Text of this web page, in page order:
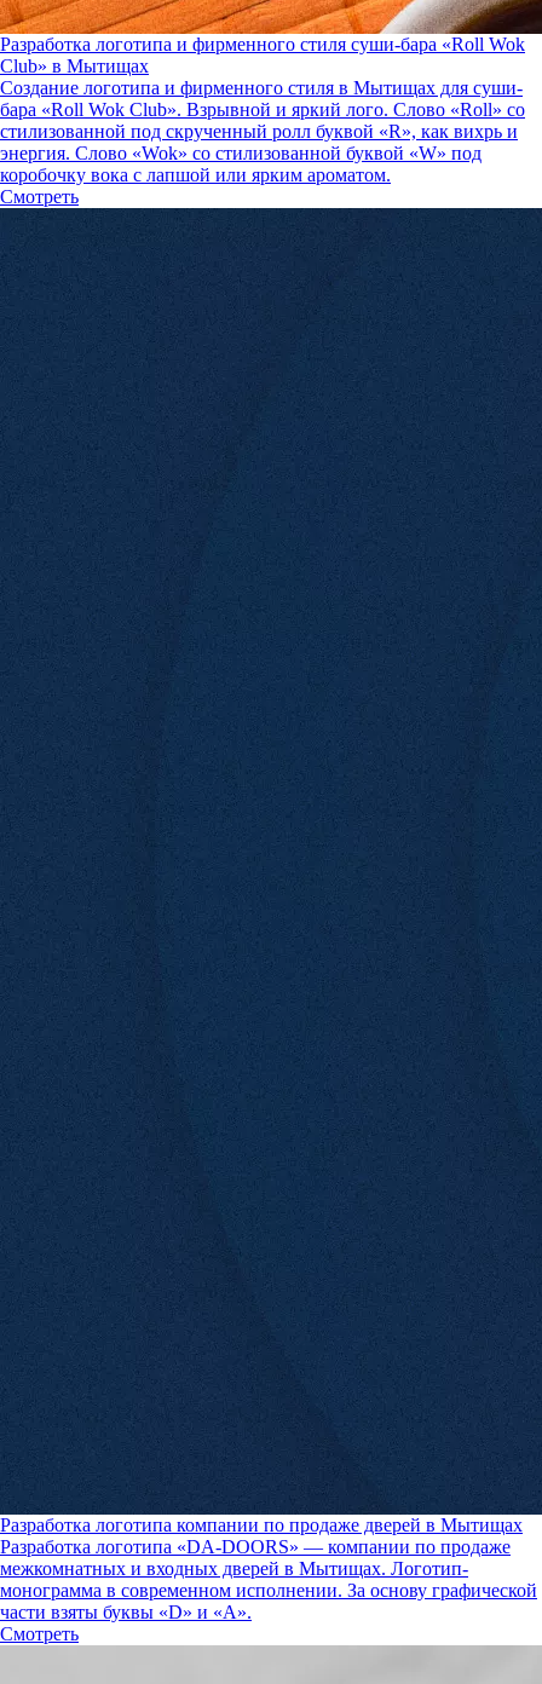
Разработка логотипа и фирменного стиля суши-бара «Roll Wok
Club» в Мытищах
Создание логотипа и фирменного стиля в Мытищах для суши-
бара «Roll Wok Club». Взрывной и яркий лого. Слово «Roll» со
стилизованной под скрученный ролл буквой «R», как вихрь и
энергия. Слово «Wok» со стилизованной буквой «W» под
коробочку вока с лапшой или ярким ароматом.
Смотреть
Разработка логотипа компании по продаже дверей в Мытищах
Разработка логотипа «DA-DOORS» — компании по продаже
межкомнатных и входных дверей в Мытищах. Логотип-
монограмма в современном исполнении. За основу графической
части взяты буквы «D» и «A».
Смотреть